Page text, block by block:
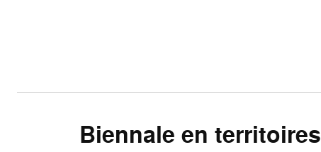
Biennale en territoires